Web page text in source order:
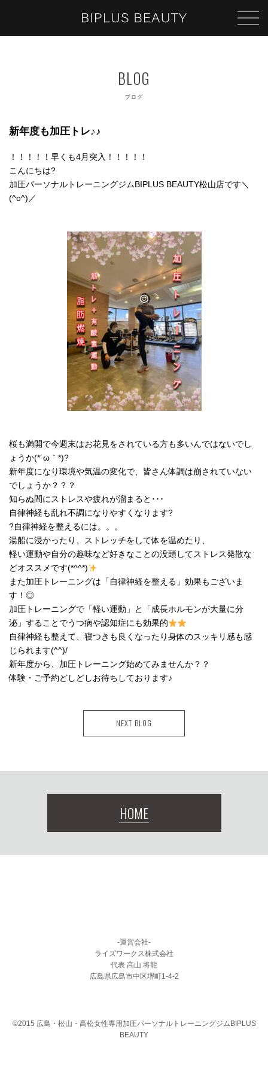
ブログ
新年度も加圧トレ♪♪
！！！！！早くも4月突入！！！！！
こんにちは?
加圧パーソナルトレーニングジムBIPLUS BEAUTY松山店です＼
(^o^)／
桜も満開で今週末はお花見をされている方も多いんではないでし
ょうか(*´ω｀*)?
新年度になり環境や気温の変化で、皆さん体調は崩されていない
でしょうか？？？
知らぬ間にストレスや疲れが溜まると･･･
自律神経も乱れ不調になりやすくなります?
?自律神経を整えるには。。。
湯船に浸かったり、ストレッチをして体を温めたり、
軽い運動や自分の趣味など好きなことの没頭してストレス発散な
どオススメです(*^^*)
また加圧トレーニングは「自律神経を整える」効果もございま
す！◎
加圧トレーニングで「軽い運動」と「成長ホルモンが大量に分
泌」することでうつ病や認知症にも効果的
自律神経も整えて、寝つきも良くなったり身体のスッキリ感も感
じられます(^^)/
新年度から、加圧トレーニング始めてみませんか？？
体験・ご予約どしどしお待ちしております♪
NEXT BLOG
HOME
-運営会社-
ライズワークス株式会社
代表 高山 将龍
広島県広島市中区堺町1-4-2
©2015 広島・松山・高松女性専用加圧パーソナルトレーニングジムBIPLUS
BEAUTY